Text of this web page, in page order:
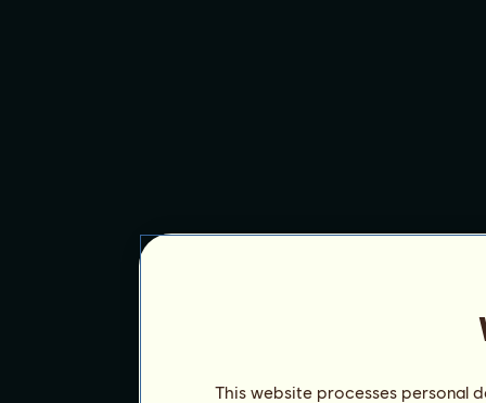
This website processes personal